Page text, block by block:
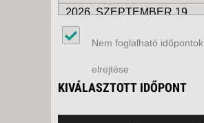
2026. SZEPTEMBER 19.,
SZOMBAT -
8 NAP / 7 ÉJSZAKA
Nem foglalható időpontok
elrejtése
KIVÁLASZTOTT IDŐPONT